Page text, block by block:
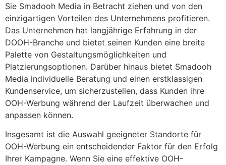
Sie Smadooh Media in Betracht ziehen und von den
einzigartigen Vorteilen des Unternehmens profitieren.
Das Unternehmen hat langjährige Erfahrung in der
DOOH-Branche und bietet seinen Kunden eine breite
Palette von Gestaltungsmöglichkeiten und
Platzierungsoptionen. Darüber hinaus bietet Smadooh
Media individuelle Beratung und einen erstklassigen
Kundenservice, um sicherzustellen, dass Kunden ihre
OOH-Werbung während der Laufzeit überwachen und
anpassen können.
Insgesamt ist die Auswahl geeigneter Standorte für
OOH-Werbung ein entscheidender Faktor für den Erfolg
Ihrer Kampagne. Wenn Sie eine effektive OOH-